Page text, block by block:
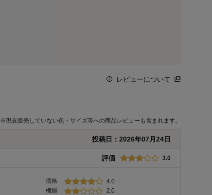
レビューについて
※現在販売していない色・サイズ等への商品レビューも含まれます。
投稿日： 2026年07月24日
評価 3.0
価格
4.0
機能
2.0